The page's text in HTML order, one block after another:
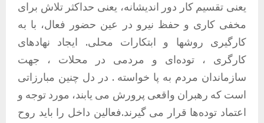
یعنی تقسیم کار دور اندیشانه، یعنی حداکثر تلاش برای
مخفی کاری و حفظ نیرو در عین حضور فعال، با به
کارگیری روشها و ابتکارات محلی. ایجاد نهادهای
کارگری ، تودەای و مردمی در محلات ، جهت
سازماندان مردم بە پا خواستە . در دل چنین مبارزاتی
است کە رهبران واقعی پرورش می یابند، مورد توجە و
اعتماد تودەها قرار می گیرند.فعالین داخل را باید روح